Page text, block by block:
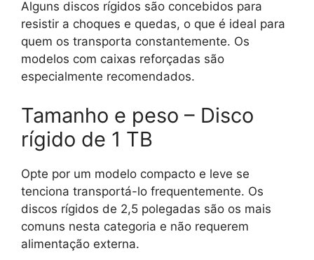
Alguns discos rígidos são concebidos para
resistir a choques e quedas, o que é ideal para
quem os transporta constantemente. Os
modelos com caixas reforçadas são
especialmente recomendados.
Tamanho e peso – Disco
rígido de 1 TB
Opte por um modelo compacto e leve se
tenciona transportá-lo frequentemente. Os
discos rígidos de 2,5 polegadas são os mais
comuns nesta categoria e não requerem
alimentação externa.